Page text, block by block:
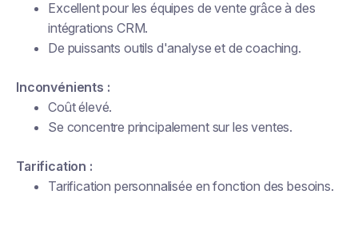
Excellent pour les équipes de vente grâce à des
intégrations CRM.
De puissants outils d'analyse et de coaching.
Inconvénients :
Coût élevé.
Se concentre principalement sur les ventes.
Tarification :
Tarification personnalisée en fonction des besoins.